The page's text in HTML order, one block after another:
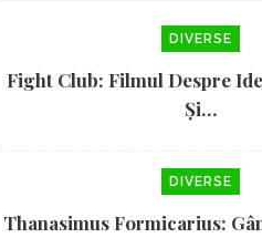
DIVERSE
Fight Club: Filmul Despre
Și…
DIVERSE
Thanasimus Formicarius: